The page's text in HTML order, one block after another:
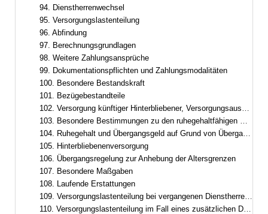
94. Dienstherrenwechsel
95. Versorgungslastenteilung
96. Abfindung
97. Berechnungsgrundlagen
98. Weitere Zahlungsansprüche
99. Dokumentationspflichten und Zahlungsmodalitäten
100. Besondere Bestandskraft
101. Bezügebestandteile
102. Versorgung künftiger Hinterbliebener, Versorgungsausgleich
103. Besondere Bestimmungen zu den ruhegehaltfähigen Bezügen, zur ruhegehaltfähigen Dienstzeit und zum Ruhegehalt
104. Ruhegehalt und Übergangsgeld auf Grund von Übergangsregelungen im Besoldungsrecht
105. Hinterbliebenenversorgung
106. Übergangsregelung zur Anhebung der Altersgrenzen
107. Besondere Maßgaben
108. Laufende Erstattungen
109. Versorgungslastenteilung bei vergangenen Dienstherrenwechseln ohne laufende Erstattung
110. Versorgungslastenteilung im Fall eines zusätzlichen Dienstherrenwechsels nach Art. 95